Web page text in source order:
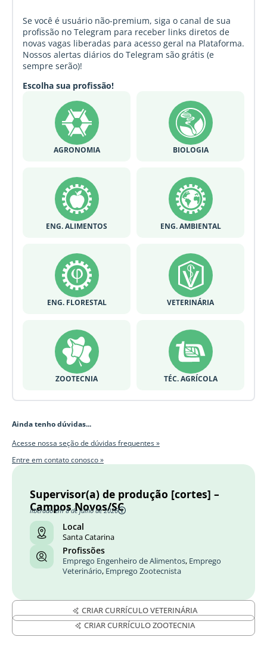
Se você é usuário não-premium, siga o canal de sua
profissão no Telegram para receber links diretos de
novas vagas liberadas para acesso geral na Plataforma.
Nossos alertas diários do Telegram são grátis (e
sempre serão)!
Escolha sua profissão!
AGRONOMIA BIOLOGIA
ENG. ALIMENTOS ENG. AMBIENTAL
ENG. FLORESTAL VETERINÁRIA
ZOOTECNIA TÉC. AGRÍCOLA
Ainda tenho dúvidas...
Acesse nossa seção de dúvidas frequentes »
Entre em contato conosco »
Supervisor(a) de produção [cortes] –
Campos Novos/SC
liberado em 8 de julho de 2026
Local
Santa Catarina
Profissões
Emprego Engenheiro de Alimentos, Emprego
Veterinário, Emprego Zootecnista
CRIAR CURRÍCULO VETERINÁRIA
CRIAR CURRÍCULO ZOOTECNIA